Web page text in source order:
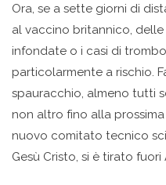
Ora, se a sette giorni di
al vaccino britannico, delle
infondate o i casi di
particolarmente a rischio.
spauracchio, almeno tutti
non altro fino alla
nuovo comitato tecnico
Gesù Cristo, si è tirato